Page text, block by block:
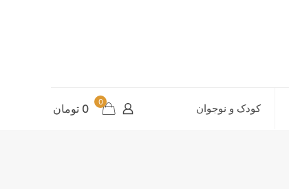
کودک و نوجوان 0 0 تومان